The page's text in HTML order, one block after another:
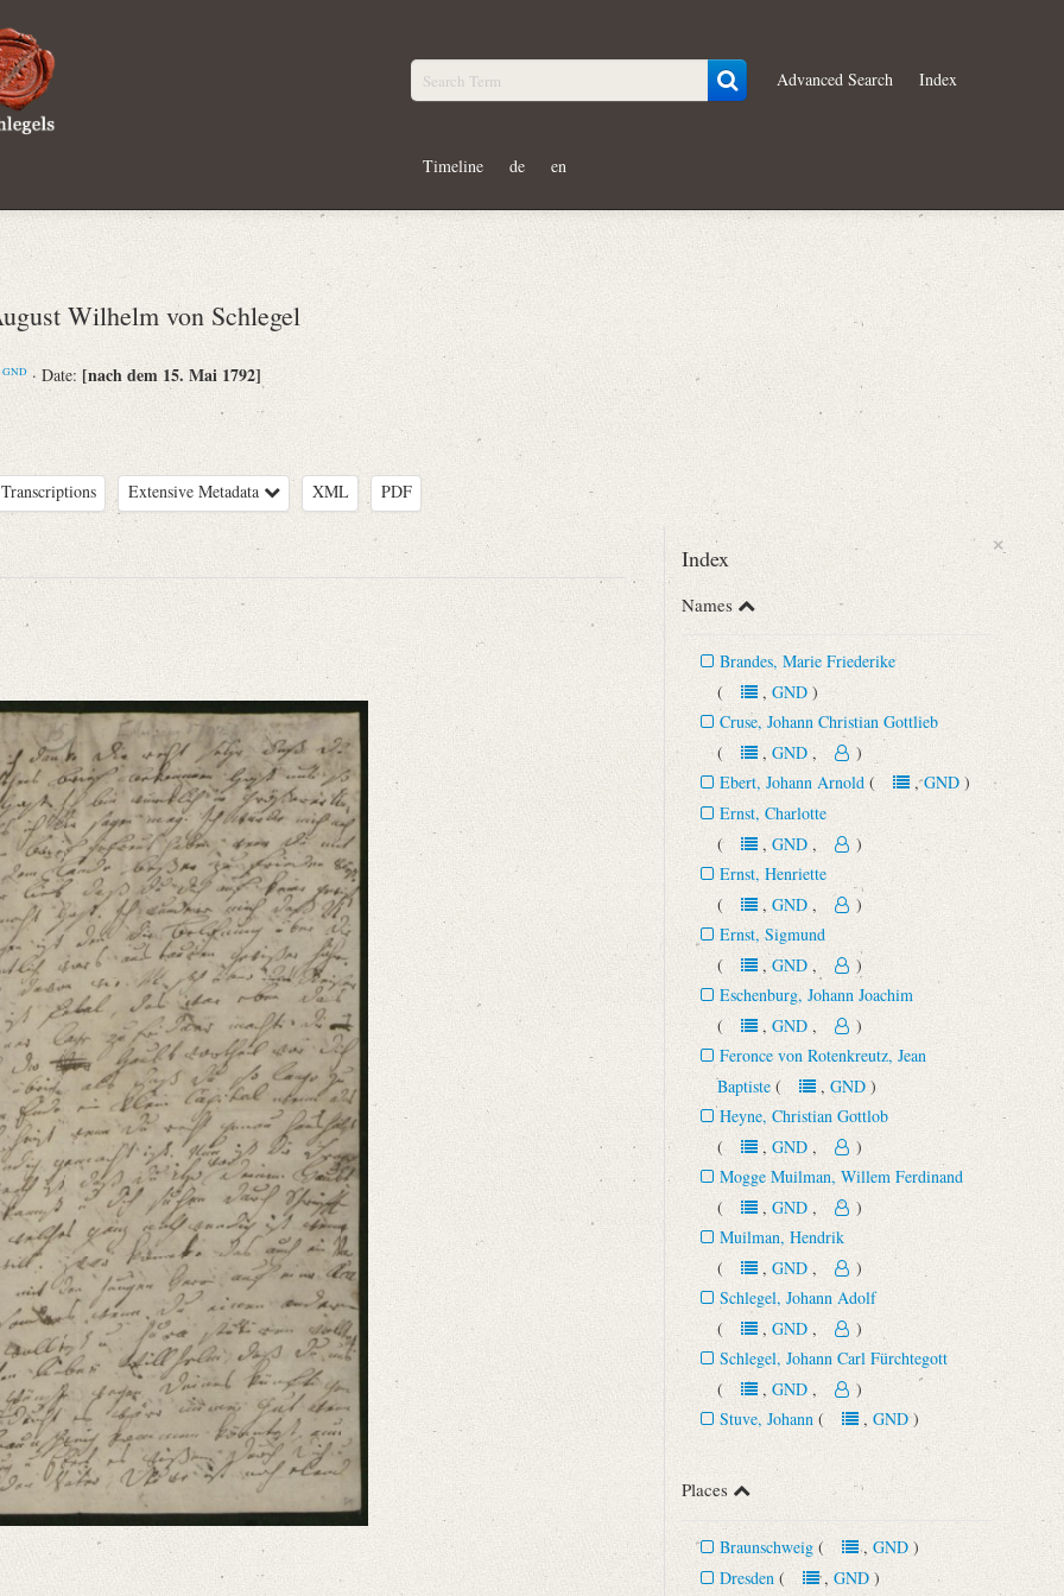
Advanced Search Index
Timeline de en
Wilhelm von Schlegel
GND · Date: [nach dem 15. Mai 1792]
Extensive Metadata XML PDF
– Datierung durch Henriette Ernsts Brief vom 14./15. Mai 1792.
bald Du Jettchens Brief bekommen hast uns so gleich [...]“
×
Index
Names
Brandes, Marie Friederike
(, GND)
Cruse, Johann Christian Gottlieb
(, GND, )
Ebert, Johann Arnold (,GND)
Ernst, Charlotte
(, GND, )
Ernst, Henriette
(, GND, )
Ernst, Sigmund
(, GND, )
Eschenburg, Johann Joachim
(, GND, )
Feronce von Rotenkreutz, Jean
Baptiste (, GND)
Heyne, Christian Gottlob
(, GND, )
Mogge Muilman, Willem Ferdinand
(, GND, )
Muilman, Hendrik
(, GND, )
Schlegel, Johann Adolf
(, GND, )
Schlegel, Johann Carl Fürchtegott
(, GND, )
Stuve, Johann (, GND)
Places
Braunschweig (, GND)
Dresden (, GND)